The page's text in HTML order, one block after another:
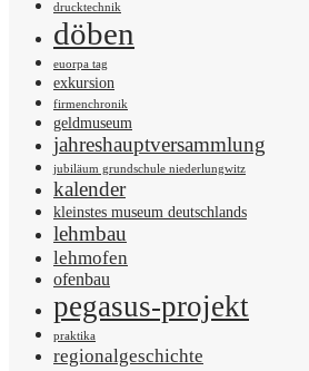
drucktechnik
döben
euorpa tag
exkursion
firmenchronik
geldmuseum
jahreshauptversammlung
jubiläum grundschule niederlungwitz
kalender
kleinstes museum deutschlands
lehmbau
lehmofen
ofenbau
pegasus-projekt
praktika
regionalgeschichte